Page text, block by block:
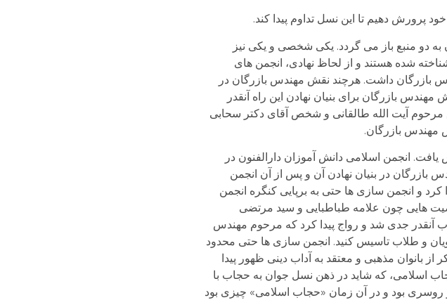
پرورش دهیم تا این نسل تداوم پیدا کند.
به دو منبع باز می گردد. یکی شخصی و یکی نیز
شده هستند و از لحاظ نهادی، انجمن های
بازرگان داشت. هرچند نقش مهندس بازرگان در
بازرگان برای بنیان نهادن این راه آنقدر
آیت الله طالقانی و شخص آقای دکتر سحابی
مهندس بازرگان.
انجمن اسلامی دانش آموزان دارالفنون در
انجمن های اسلامی دانشگاه ها در دهه ۱۳۲۰ با نقش مهندس بازرگان در بنیان نهادن آن و پس از آن انجمن
اسلامی معلمان و دانش آموزان و پزشکان در دهه ۱۳۳۰ ادامه پیدا کرد و انجمن سازی ها حتی به برپایی کنگره انجمن
هایی چون علامه طباطبایی و سید مرتضی
آنقدر جدی شد و رواج پیدا کرد که مرحوم مهندس
و طلاب تاسیس کنید. انجمن سازی ها حتی محدود
مذهبی و معتقد به آداب دینی ظهور پیدا
اسلامی، که شاید در ذهن نسل جوان به حجاب با
روسری بود و در آن زمان «حجاب اسلامی» چیزی بود